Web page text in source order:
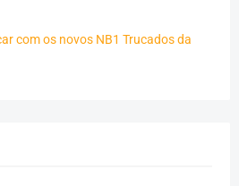
com os novos NB1 Trucados da